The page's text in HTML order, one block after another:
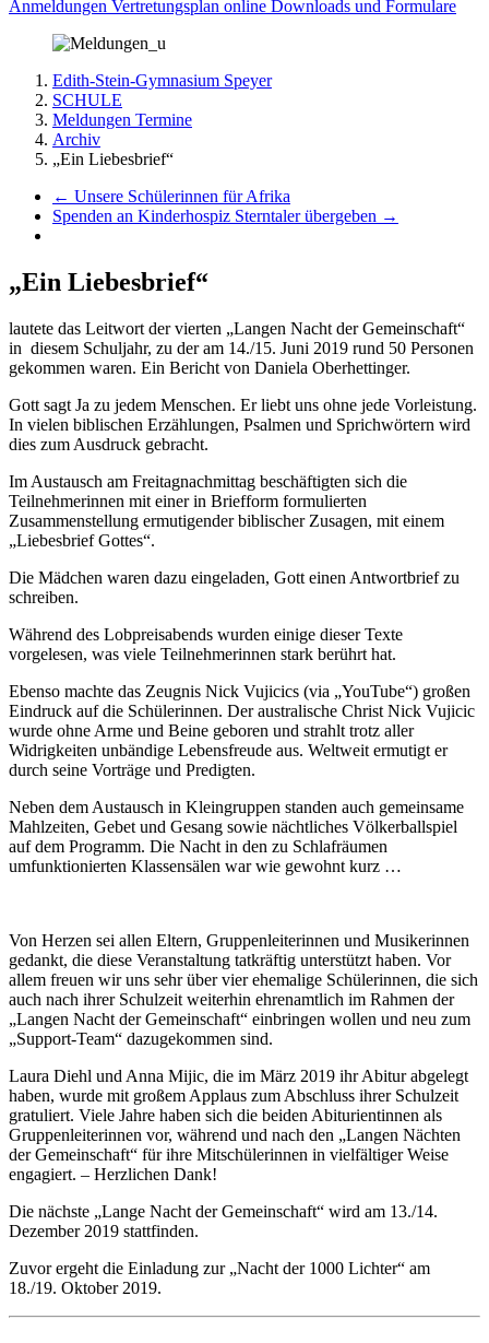
Anmeldungen Vertretungsplan online Downloads und Formulare
Edith-Stein-Gymnasium Speyer
SCHULE
Meldungen Termine
Archiv
„Ein Liebesbrief“
← Unsere Schülerinnen für Afrika
Spenden an Kinderhospiz Sterntaler übergeben →
„Ein Liebesbrief“
lautete das Leitwort der vierten „Langen Nacht der Gemeinschaft“
in diesem Schuljahr, zu der am 14./15. Juni 2019 rund 50 Personen
gekommen waren. Ein Bericht von Daniela Oberhettinger.
Gott sagt Ja zu jedem Menschen. Er liebt uns ohne jede Vorleistung.
In vielen biblischen Erzählungen, Psalmen und Sprichwörtern wird
dies zum Ausdruck gebracht.
Im Austausch am Freitagnachmittag beschäftigten sich die
Teilnehmerinnen mit einer in Briefform formulierten
Zusammenstellung ermutigender biblischer Zusagen, mit einem
„Liebesbrief Gottes“.
Die Mädchen waren dazu eingeladen, Gott einen Antwortbrief zu
schreiben.
Während des Lobpreisabends wurden einige dieser Texte
vorgelesen, was viele Teilnehmerinnen stark berührt hat.
Ebenso machte das Zeugnis Nick Vujicics (via „YouTube“) großen
Eindruck auf die Schülerinnen. Der australische Christ Nick Vujicic
wurde ohne Arme und Beine geboren und strahlt trotz aller
Widrigkeiten unbändige Lebensfreude aus. Weltweit ermutigt er
durch seine Vorträge und Predigten.
Neben dem Austausch in Kleingruppen standen auch gemeinsame
Mahlzeiten, Gebet und Gesang sowie nächtliches Völkerballspiel
auf dem Programm. Die Nacht in den zu Schlafräumen
umfunktionierten Klassensälen war wie gewohnt kurz …
Von Herzen sei allen Eltern, Gruppenleiterinnen und Musikerinnen
gedankt, die diese Veranstaltung tatkräftig unterstützt haben. Vor
allem freuen wir uns sehr über vier ehemalige Schülerinnen, die sich
auch nach ihrer Schulzeit weiterhin ehrenamtlich im Rahmen der
„Langen Nacht der Gemeinschaft“ einbringen wollen und neu zum
„Support-Team“ dazugekommen sind.
Laura Diehl und Anna Mijic, die im März 2019 ihr Abitur abgelegt
haben, wurde mit großem Applaus zum Abschluss ihrer Schulzeit
gratuliert. Viele Jahre haben sich die beiden Abiturientinnen als
Gruppenleiterinnen vor, während und nach den „Langen Nächten
der Gemeinschaft“ für ihre Mitschülerinnen in vielfältiger Weise
engagiert. – Herzlichen Dank!
Die nächste „Lange Nacht der Gemeinschaft“ wird am 13./14.
Dezember 2019 stattfinden.
Zuvor ergeht die Einladung zur „Nacht der 1000 Lichter“ am
18./19. Oktober 2019.